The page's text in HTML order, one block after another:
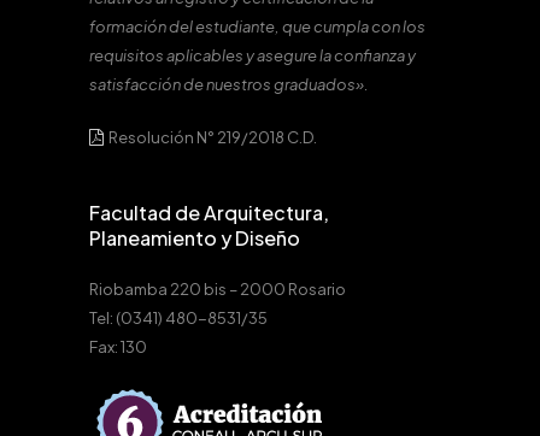
formación del estudiante, que cumpla con los
requisitos aplicables y asegure la confianza y
satisfacción de nuestros graduados».
Resolución N° 219/2018 C.D.
Facultad de Arquitectura,
Planeamiento y Diseño
Riobamba 220 bis – 2000 Rosario
Tel: (0341) 480-8531/35
Fax: 130